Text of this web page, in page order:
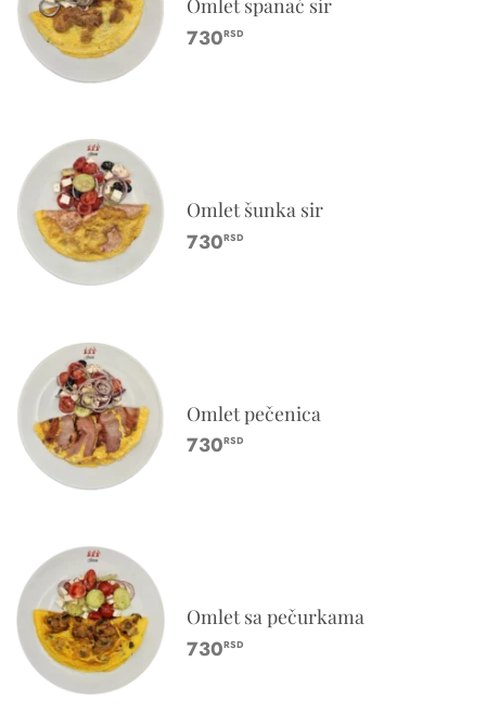
Omlet spanać sir
730RSD
Omlet šunka sir
730RSD
Omlet pečenica
730RSD
Omlet sa pečurkama
730RSD